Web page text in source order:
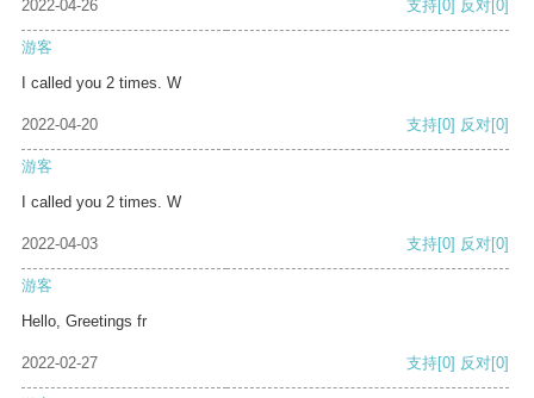
2022-04-26 支持[0] 反对[0]
游客
I called you 2 times. W
2022-04-20 支持[0] 反对[0]
游客
I called you 2 times. W
2022-04-03 支持[0] 反对[0]
游客
Hello, Greetings fr
2022-02-27 支持[0] 反对[0]